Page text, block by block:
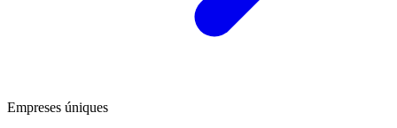
Empreses úniques